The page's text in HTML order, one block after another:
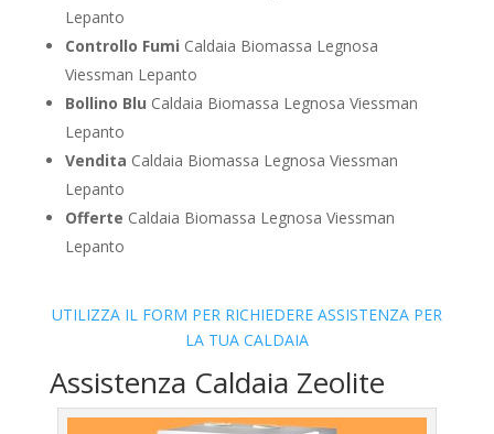
Lepanto
Controllo Fumi Caldaia Biomassa Legnosa
Viessman Lepanto
Bollino Blu Caldaia Biomassa Legnosa Viessman
Lepanto
Vendita Caldaia Biomassa Legnosa Viessman
Lepanto
Offerte Caldaia Biomassa Legnosa Viessman
Lepanto
UTILIZZA IL FORM PER RICHIEDERE ASSISTENZA PER
LA TUA CALDAIA
Assistenza Caldaia Zeolite